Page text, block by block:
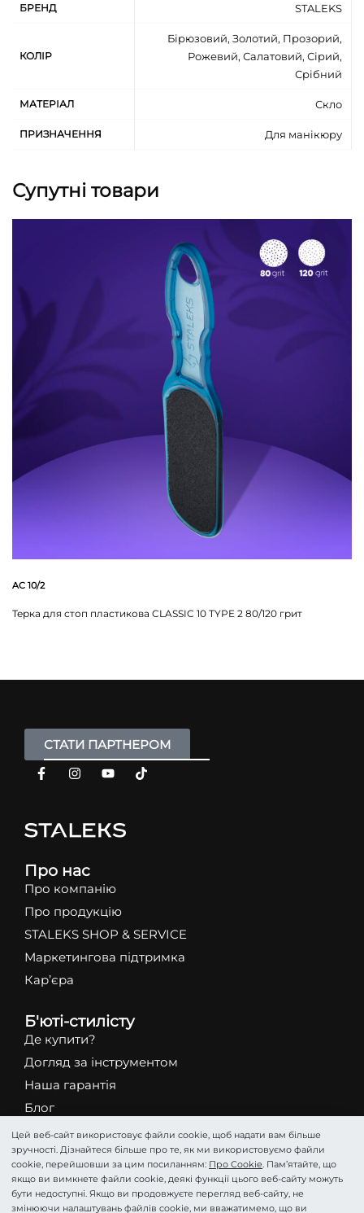
БРЕНД STALEKS
КОЛІР
Бірюзовий, Золотий, Прозорий,
Рожевий, Салатовий, Сірий,
Срібний
МАТЕРІАЛ Скло
ПРИЗНАЧЕННЯ Для манікюру
Супутні товари
AC 10/2
Терка для стоп пластикова CLASSIC 10 TYPE 2 80/120 грит
СТАТИ ПАРТНЕРОМ
Про нас
Про компанію
Про продукцію
STALEKS SHOP & SERVICE
Маркетингова підтримка
Кар’єра
Б'юті-стилісту
Де купити?
Догляд за інструментом
Наша гарантія
Блог
STALEKS Nail Center Warsaw
STALEKS Service Center Warsaw
Каталог
Цей веб-сайт використовує файли cookie, щоб надати вам більше
зручності. Дізнайтеся більше про те, як ми використовуємо файли
cookie, перейшовши за цим посиланням: Про Cookie. Пам’ятайте, що
якщо ви вимкнете файли cookie, деякі функції цього веб-сайту можуть
бути недоступні. Якщо ви продовжуєте перегляд веб-сайту, не
змінюючи налаштувань файлів cookie, ми вважатимемо, що ви